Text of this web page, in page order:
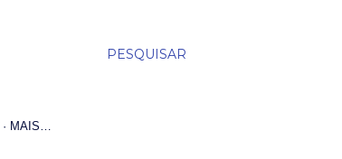
PESQUISAR
MAIS…